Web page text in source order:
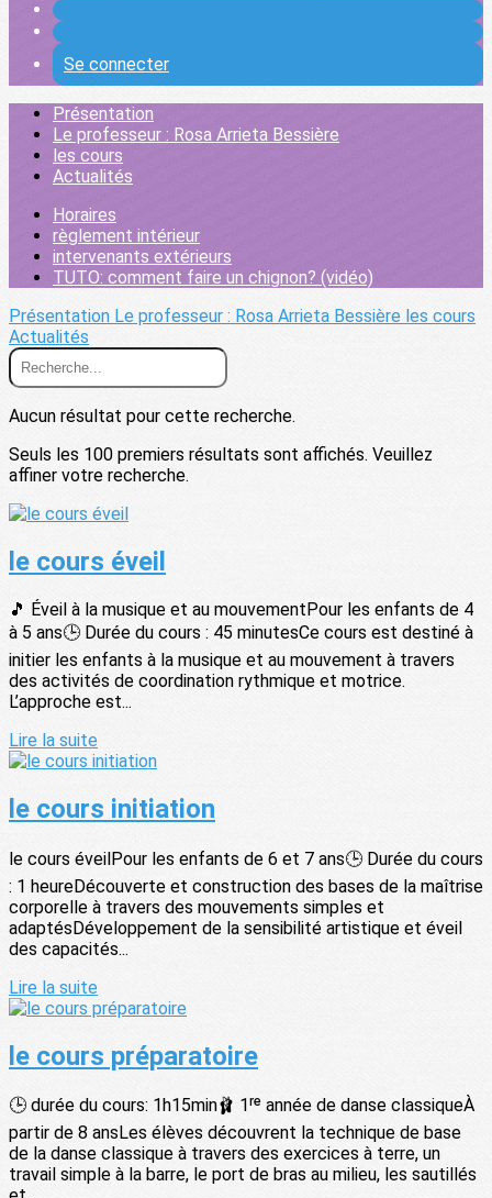
Se connecter
Présentation
Le professeur : Rosa Arrieta Bessière
les cours
Actualités
Horaires
règlement intérieur
intervenants extérieurs
TUTO: comment faire un chignon? (vidéo)
Présentation Le professeur : Rosa Arrieta Bessière les cours
Actualités
Aucun résultat pour cette recherche.
Seuls les 100 premiers résultats sont affichés. Veuillez
affiner votre recherche.
le cours éveil
🎵 Éveil à la musique et au mouvementPour les enfants de 4
à 5 ans🕒 Durée du cours : 45 minutesCe cours est destiné à
initier les enfants à la musique et au mouvement à travers
des activités de coordination rythmique et motrice.
L’approche est...
Lire la suite
le cours initiation
le cours éveilPour les enfants de 6 et 7 ans🕒 Durée du cours
: 1 heureDécouverte et construction des bases de la maîtrise
corporelle à travers des mouvements simples et
adaptésDéveloppement de la sensibilité artistique et éveil
des capacités...
Lire la suite
le cours préparatoire
🕒 durée du cours: 1h15min🩰 1ʳᵉ année de danse classiqueÀ
partir de 8 ansLes élèves découvrent la technique de base
de la danse classique à travers des exercices à terre, un
travail simple à la barre, le port de bras au milieu, les sautillés